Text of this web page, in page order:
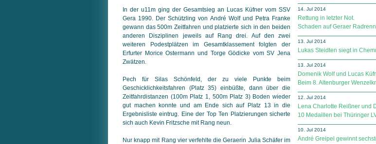
In der u11m ging der Gesamtsieg an Lucas Küfner vom SSV
Gera 1990. Der Schützling von André Wolf und Petra Franke
gewann das 500m Zeitfahren und platzierte sich in den beiden
anderen Disziplinen jeweils auf Rang drei. Auf den zwei
weiteren Podestplätzen im Gesamtklassement folgten der
Erfurter Morice Ostermann und Torge Gödicke vom SV Jena
Zwätzen.
Pech für Silas Schönfeld, der zu viele Punkte beim
Geschicklichkeitsfahren (Platz 35) einbüßte, dann über die
Zeitfahrdistanzen (100m Platz 1, 500m Platz 3) Boden wieder
gut machen konnte und am Ende sich auf Platz 13 in die
Ergebnisliste eintrug. Eine der Top Ten Platzierungen sicherte
sich auch Kevin Fritzsche mit Rang neun.
Nur knapp mit Rang vier verfehlte die Geraerin Julia Schäfer im
14. Jul 2014
Rettung in letzter Not.
Schaden auf Geraer
13. Jul 2014
Lukas Steidten siegt in
13. Jul 2014
Domenik Wolf und Lucas
Beim 8. Altenburger
12. Jul 2014
Lena Charlotte Reißner und
10 Medaillen bei Thüringer
10. Jul 2014
André Greipel gewinnt